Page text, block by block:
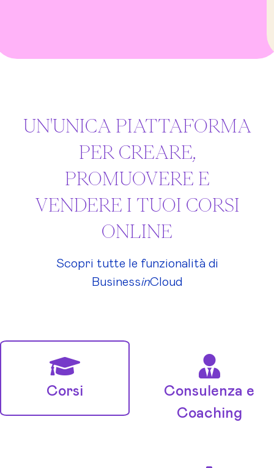
UN'UNICA PIATTAFORMA
PER CREARE,
PROMUOVERE E
VENDERE I TUOI CORSI
ONLINE
Scopri tutte le funzionalità di
BusinessinCloud
Corsi
Consulenza e
Coaching